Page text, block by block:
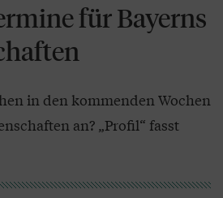
für Bayerns
in den kommenden Wochen
an? „Profil“ fasst